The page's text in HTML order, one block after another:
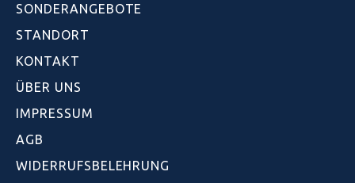
SONDERANGEBOTE
STANDORT
KONTAKT
ÜBER UNS
IMPRESSUM
AGB
WIDERRUFSBELEHRUNG